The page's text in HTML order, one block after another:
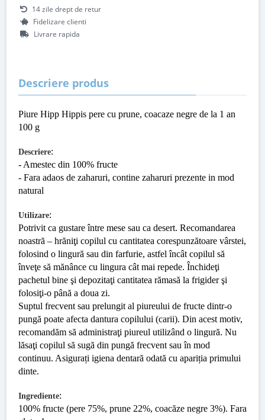
14 zile drept de retur
Fidelizare clienti
Livrare rapida
Descriere produs
Piure Hipp Hippis pere cu prune, coacaze negre de la 1 an
100 g
Descriere:
- Amestec din 100% fructe
- Fara adaos de zaharuri, contine zaharuri prezente in mod
natural
Utilizare:
Potrivit ca gustare între mese sau ca desert. Recomandarea
noastră – hrăniţi copilul cu cantitatea corespunzătoare vârstei,
folosind o lingură sau din farfurie, astfel încât copilul să
înveţe să mănânce cu lingura cât mai repede. Închideţi
pachetul bine şi depozitaţi cantitatea rămasă la frigider şi
folosiţi-o până a doua zi.
Suptul frecvent sau prelungit al piureului de fructe dintr-o
pungă poate afecta dantura copilului (carii). Din acest motiv,
recomandăm să administraţi piureul utilizând o lingură. Nu
lăsaţi copilul să sugă din pungă frecvent sau în mod
continuu. Asigurați igiena dentară odată cu apariția primului
dinte.
Ingrediente:
100% fructe (pere 75%, prune 22%, coacăze negre 3%). Fara